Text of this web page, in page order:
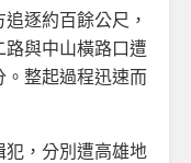
逐約百餘公尺，
與中山橫路口遭
整起過程迅速而
犯，分別遭高雄地